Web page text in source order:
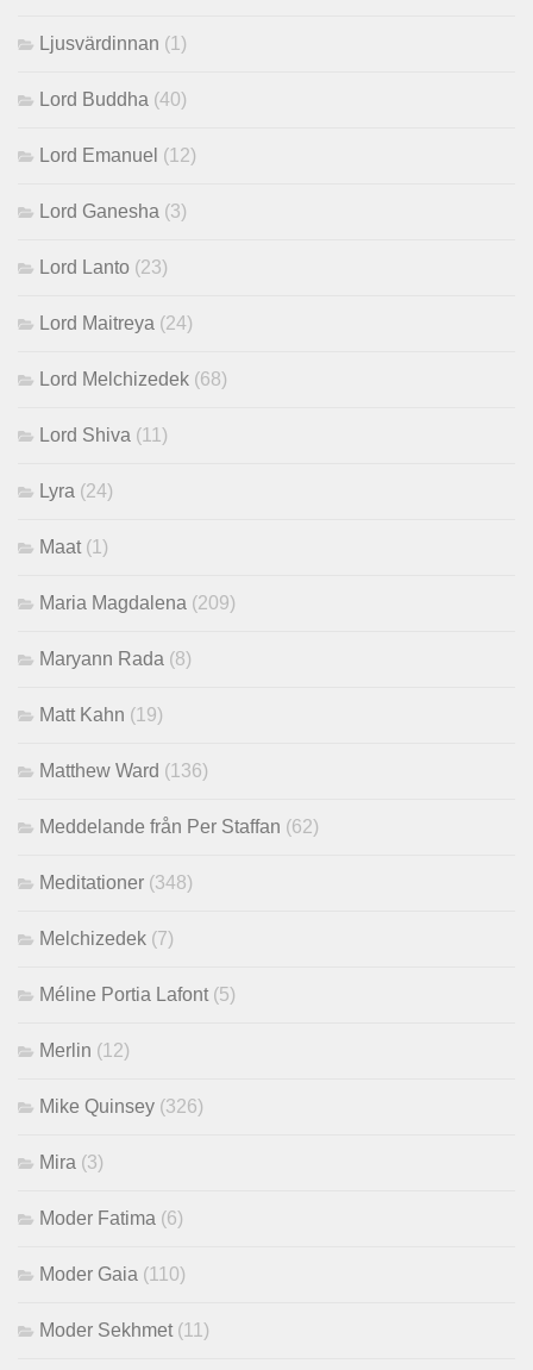
Ljusvärdinnan (1)
Lord Buddha (40)
Lord Emanuel (12)
Lord Ganesha (3)
Lord Lanto (23)
Lord Maitreya (24)
Lord Melchizedek (68)
Lord Shiva (11)
Lyra (24)
Maat (1)
Maria Magdalena (209)
Maryann Rada (8)
Matt Kahn (19)
Matthew Ward (136)
Meddelande från Per Staffan (62)
Meditationer (348)
Melchizedek (7)
Méline Portia Lafont (5)
Merlin (12)
Mike Quinsey (326)
Mira (3)
Moder Fatima (6)
Moder Gaia (110)
Moder Sekhmet (11)